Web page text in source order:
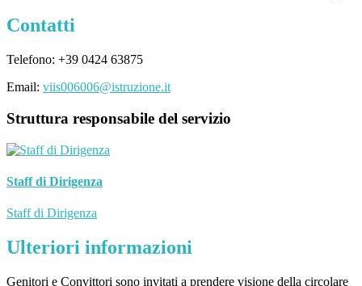
Contatti
Telefono: +39 0424 63875
Email: viis006006@istruzione.it
Struttura responsabile del servizio
Staff di Dirigenza
Staff di Dirigenza
Ulteriori informazioni
Genitori e Convittori sono invitati a prendere visione della circolare